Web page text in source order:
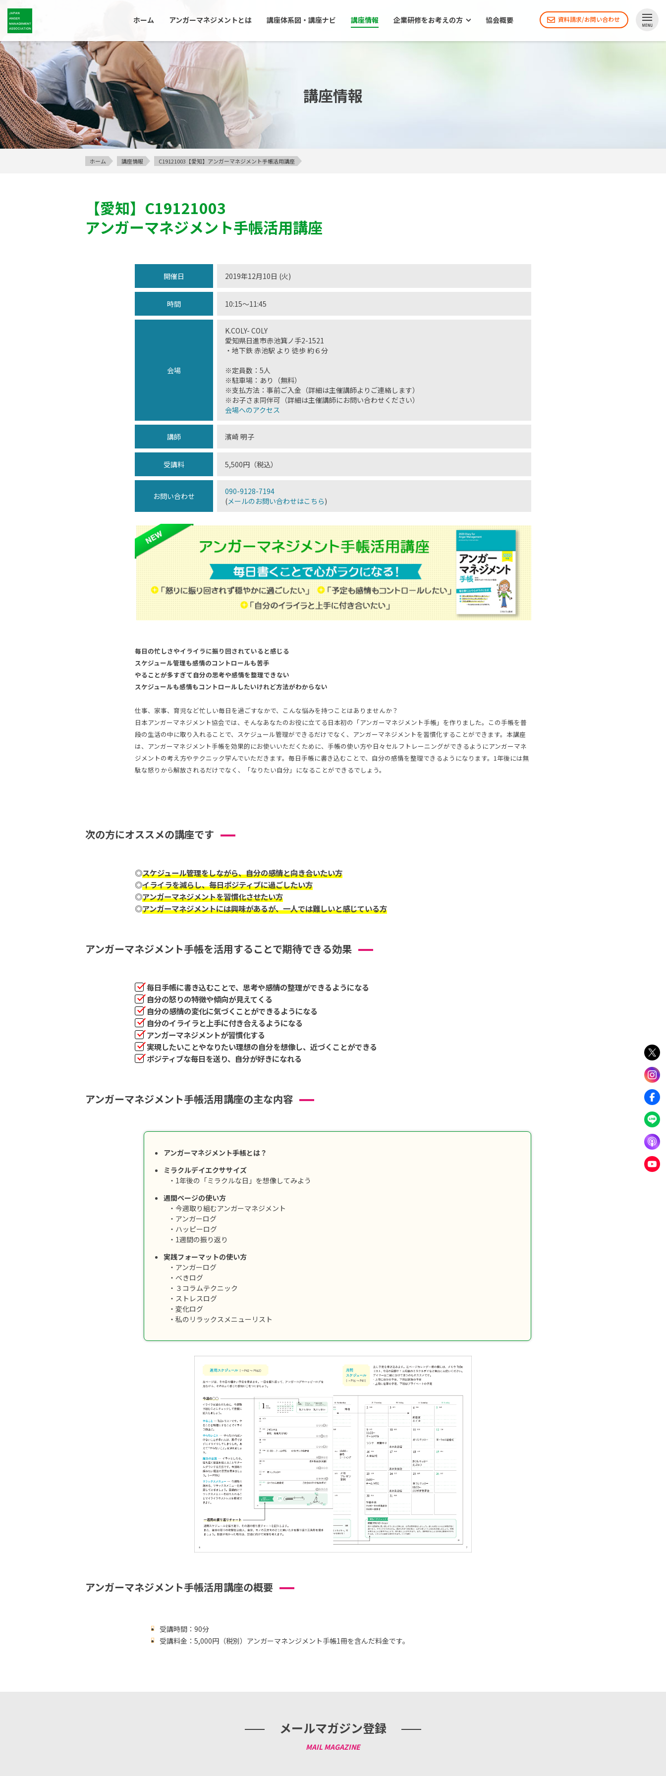
ホーム アンガーマネジメントとは 講座体系図・講座ナビ 講座情報 企業研修をお考えの方 協会概要 資料請求/お問い合わせ
講座情報
ホーム 講座情報 C19121003【愛知】アンガーマネジメント手帳活用講座
【愛知】 C19121003
アンガーマネジメント手帳活用講座
開催日 2019年12月10日 (火)
時間 10:15〜11:45
会場
K.COLY- COLY
愛知県日進市赤池箕ノ手2-1521
・地下鉄 赤池駅 より 徒歩 約６分
※定員数：5人
※駐車場：あり（無料）
※支払方法：事前ご入金（詳細は主催講師よりご連絡します）
※お子さま同伴可（詳細は主催講師にお問い合わせください）
会場へのアクセス
講師 濱崎 明子
受講料 5,500円（税込）
お問い合わせ
090-9128-7194
(メールのお問い合わせはこちら)
毎日の忙しさやイライラに振り回されていると感じる
スケジュール管理も感情のコントロールも苦手
やることが多すぎて自分の思考や感情を整理できない
スケジュールも感情もコントロールしたいけれど方法がわからない
仕事、家事、育児など忙しい毎日を過ごすなかで、こんな悩みを持つことはありませんか？
日本アンガーマネジメント協会では、そんなあなたのお役に立てる日本初の「アンガーマネジメント手帳」を作りました。この手帳を普
段の生活の中に取り入れることで、スケジュール管理ができるだけでなく、アンガーマネジメントを習慣化することができます。本講座
は、アンガーマネジメント手帳を効果的にお使いいただくために、手帳の使い方や日々セルフトレーニングができるようにアンガーマネ
ジメントの考え方やテクニック学んでいただきます。毎日手帳に書き込むことで、自分の感情を整理できるようになります。1年後には無
駄な怒りから解放されるだけでなく、「なりたい自分」になることができるでしょう。
次の方にオススメの講座です
◎スケジュール管理をしながら、自分の感情と向き合いたい方
◎イライラを減らし、毎日ポジティブに過ごしたい方
◎アンガーマネジメントを習慣化させたい方
◎アンガーマネジメントには興味があるが、一人では難しいと感じている方
アンガーマネジメント手帳を活用することで期待できる効果
毎日手帳に書き込むことで、思考や感情の整理ができるようになる
自分の怒りの特徴や傾向が見えてくる
自分の感情の変化に気づくことができるようになる
自分のイライラと上手に付き合えるようになる
アンガーマネジメントが習慣化する
実現したいことやなりたい理想の自分を想像し、近づくことができる
ポジティブな毎日を送り、自分が好きになれる
アンガーマネジメント手帳活用講座の主な内容
アンガーマネジメント手帳とは？
ミラクルデイエクササイズ
・1年後の「ミラクルな日」を想像してみよう
週間ページの使い方
・今週取り組むアンガーマネジメント
・アンガーログ
・ハッピーログ
・1週間の振り返り
実践フォーマットの使い方
・アンガーログ
・べきログ
・３コラムテクニック
・ストレスログ
・変化ログ
・私のリラックスメニューリスト
アンガーマネジメント手帳活用講座の概要
受講時間：90分
受講料金：5,000円（税別）アンガーマネンジメント手帳1冊を含んだ料金です。
メールマガジン登録